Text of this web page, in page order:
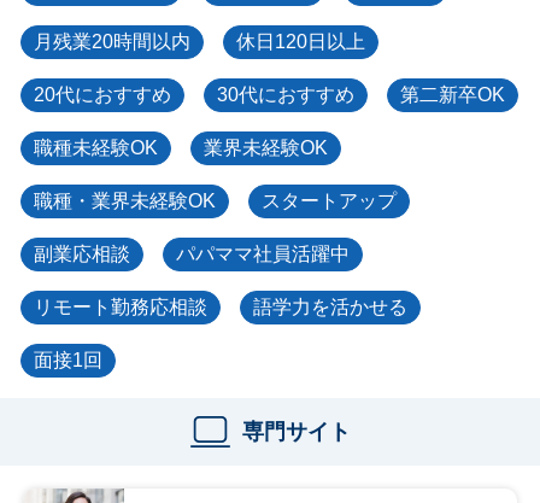
月残業20時間以内 休日120日以上
20代におすすめ 30代におすすめ 第二新卒OK
職種未経験OK 業界未経験OK
職種・業界未経験OK スタートアップ
副業応相談 パパママ社員活躍中
リモート勤務応相談 語学力を活かせる
面接1回
専門サイト